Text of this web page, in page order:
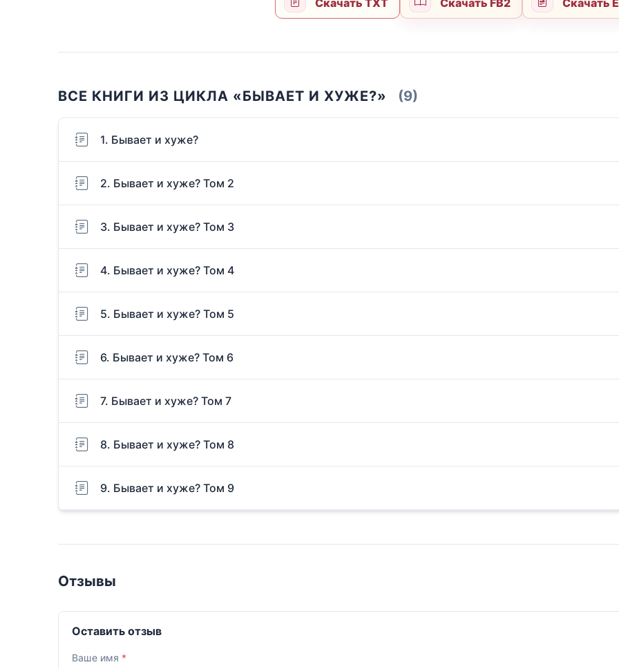
Скачать TXT Скачать FB2 Скачать
ВСЕ КНИГИ ИЗ ЦИКЛА «БЫВАЕТ И ХУЖЕ?» (9)
1. Бывает и хуже?
2. Бывает и хуже? Том 2
3. Бывает и хуже? Том 3
4. Бывает и хуже? Том 4
5. Бывает и хуже? Том 5
6. Бывает и хуже? Том 6
7. Бывает и хуже? Том 7
8. Бывает и хуже? Том 8
9. Бывает и хуже? Том 9
Отзывы
Оставить отзыв
Ваше имя *